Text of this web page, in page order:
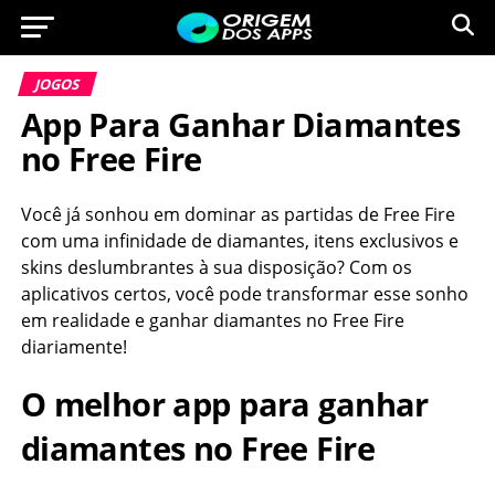
JOGOS
App Para Ganhar Diamantes
no Free Fire
Você já sonhou em dominar as partidas de Free Fire
com uma infinidade de diamantes, itens exclusivos e
skins deslumbrantes à sua disposição? Com os
aplicativos certos, você pode transformar esse sonho
em realidade e ganhar diamantes no Free Fire
diariamente!
O melhor app para ganhar
diamantes no Free Fire